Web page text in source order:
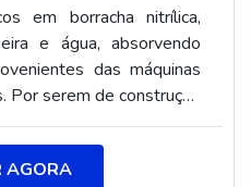
em borracha nitrílica,
e água, absorvendo
das máquinas
Por serem de construção
elásticos de garras,
rápida, com fácil
AGORA